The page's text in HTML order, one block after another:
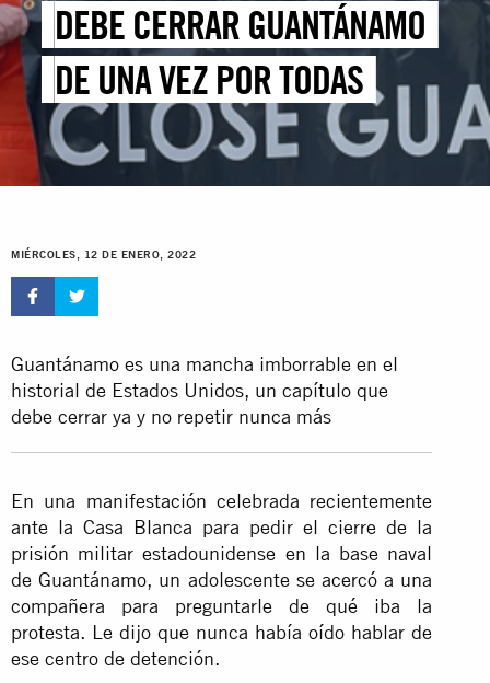
DEBE CERRAR GUANTÁNAMO
DE UNA VEZ POR TODAS
MIÉRCOLES, 12 DE ENERO, 2022
Guantánamo es una mancha imborrable en el
historial de Estados Unidos, un capítulo que
debe cerrar ya y no repetir nunca más
En una manifestación celebrada recientemente
ante la Casa Blanca para pedir el cierre de la
prisión militar estadounidense en la base naval
de Guantánamo, un adolescente se acercó a una
compañera para preguntarle de qué iba la
protesta. Le dijo que nunca había oído hablar de
ese centro de detención.